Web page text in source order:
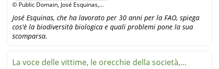
© Public Domain, José Esquinas,
José Esquinas, che ha lavorato per 30 anni per la FAO, spiega
cos'è la biodiversità biologica e quali problemi pone la sua
scomparsa.
La voce delle vittime, le orecchie della società,